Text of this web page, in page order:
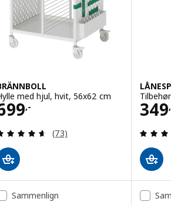
med hjul, hvit, 56x62 cm
,-
699,-
Gjennomgang: 4.6 av 5
(73)
349
Pris
Sammenlign